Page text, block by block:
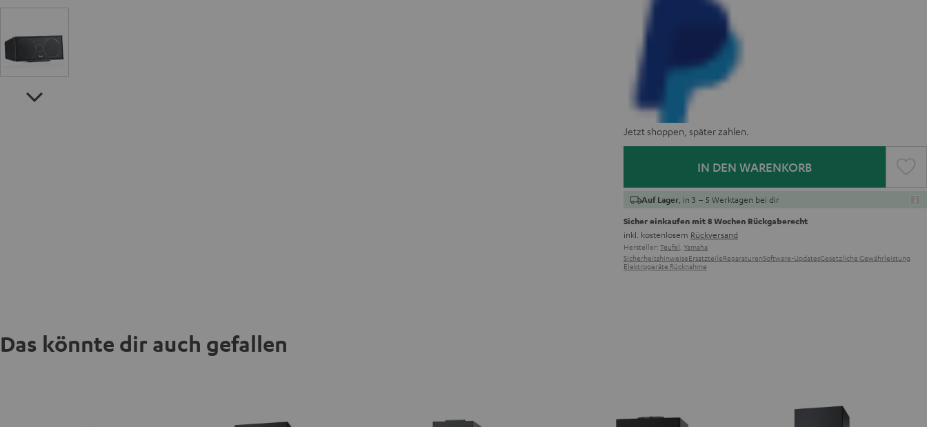
Jetzt shoppen, später zahlen.
IN DEN WARENKORB
Auf Lager , in 3 – 5 Werktagen bei dir
Sicher einkaufen mit 8 Wochen Rückgaberecht
inkl. kostenlosem Rückversand
Hersteller: Teufel, Yamaha
SicherheitshinweiseErsatzteileReparaturenSoftware-UpdatesGesetzliche Gewährleistung
Elektrogeräte Rücknahme
Das könnte dir auch gefallen